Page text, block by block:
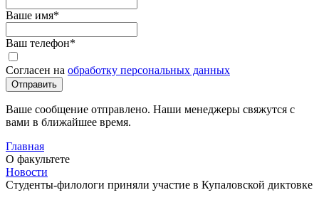
Ваше имя*
Ваш телефон*
Согласен на обработку персональных данных
Отправить
Ваше сообщение отправлено. Наши менеджеры свяжутся с
вами в ближайшее время.
Главная
О факультете
Новости
Студенты-филологи приняли участие в Купаловской диктовке